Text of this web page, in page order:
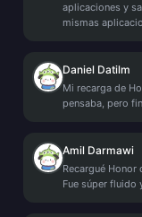
aplicaciones y
mismas
Daniel Datilm
Mi recarga de
pensaba, pero
Amil Darmawi
Recargué
Fue súper fluido